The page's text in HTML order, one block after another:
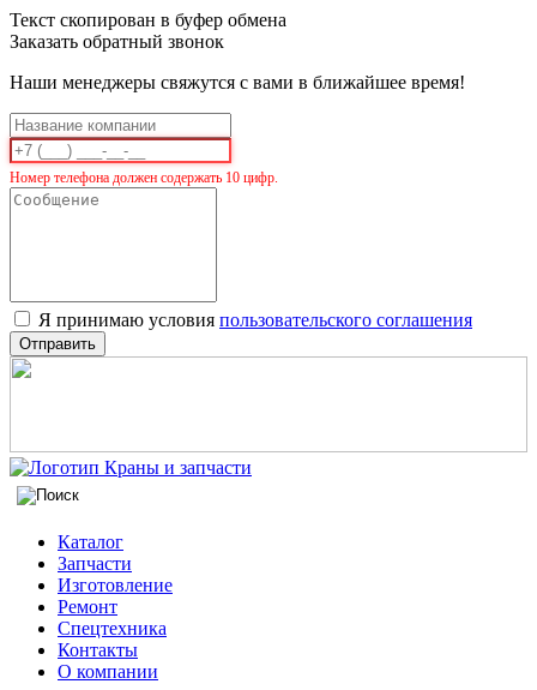
Текст скопирован в буфер обмена
Заказать обратный звонок
Наши менеджеры свяжутся с вами в ближайшее время!
Номер телефона должен содержать 10 цифр.
Я принимаю условия пользовательского соглашения
Отправить
Каталог
Запчасти
Изготовление
Ремонт
Спецтехника
Контакты
О компании